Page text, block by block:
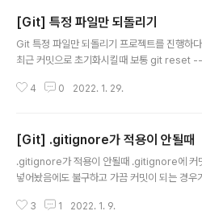
[Git] 특정 파일만 되돌리기
Git 특정 파일만 되돌리기 프로젝트를 진행하
최근 커밋으로 초기화시킬때 보통 git reset
git checkout 명령어를 사용하면 된다. git
01-27-git-reset-HEAD-file git 특정파일만
소하기 특정파일의 작업 취소 그리고 특정파
oYoung1.gith..
4 0 2022. 1. 29.
[Git] .gitignore가 적용이 안될때
.gitignore가 적용이 안될때 .gitignore에 커
넣어놨음에도 불구하고 가끔 커밋이 되는 경우
3 1 2022. 1. 9.